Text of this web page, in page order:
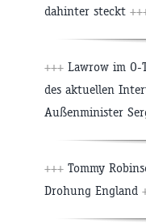
dahinter steckt
+++ Lawrow im O-
des aktuellen
Außenminister
+++ Tommy
Drohung England